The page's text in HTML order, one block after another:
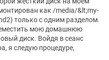
как /media/&lt;my-
только с одним разделом.
мою домашнюю
диск. Войдя в сеанс
я следую процедуре,